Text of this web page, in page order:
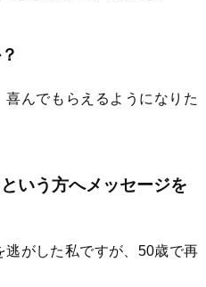
んでもらえるようになりた
いう方へメッセージを
がした私ですが、50歳で再